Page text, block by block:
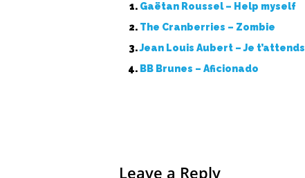
Gaëtan Roussel – Help myself
The Cranberries – Zombie
Jean Louis Aubert – Je t’attends
BB Brunes – Aficionado
Leave a Reply